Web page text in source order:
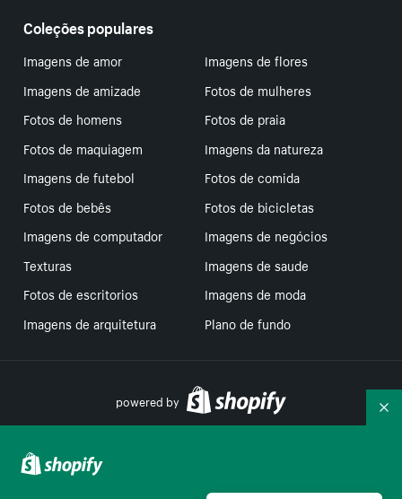
Coleções populares
Imagens de amor
Imagens de flores
Imagens de amizade
Fotos de mulheres
Fotos de homens
Fotos de praia
Fotos de maquiagem
Imagens da natureza
Imagens de futebol
Fotos de comida
Fotos de bebês
Fotos de bicicletas
Imagens de computador
Imagens de negócios
Texturas
Imagens de saude
Fotos de escritorios
Imagens de moda
Imagens de arquitetura
Plano de fundo
powered by
Suas escolhas de privacidade